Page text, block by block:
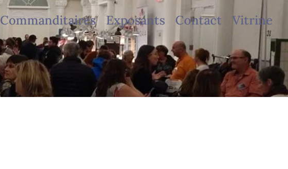
Commanditaires Exposants Contact Vitrine